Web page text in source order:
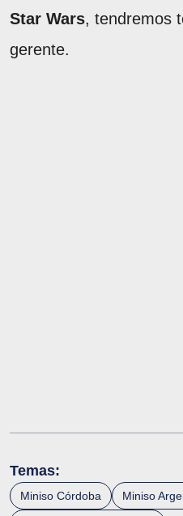
Star Wars, tendremos
gerente.
Temas:
Miniso Córdoba Miniso